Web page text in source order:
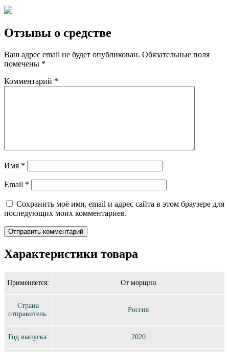
Отзывы о средстве
Ваш адрес email не будет опубликован. Обязательные поля
помечены *
Комментарий *
Имя *
Email *
Сохранить моё имя, email и адрес сайта в этом браузере для
последующих моих комментариев.
Характеристики товара
Применяется: От морщин
Страна
отправитель:
Россия
Год выпуска: 2020